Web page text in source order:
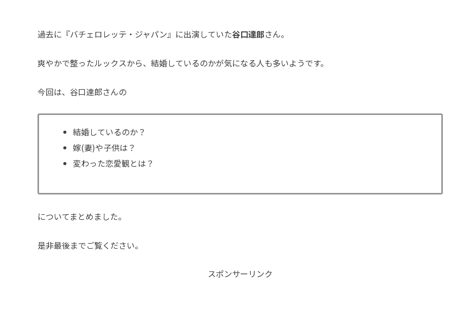
過去に『バチェロレッテ・ジャパン』に出演していた谷口達郎さん。
爽やかで整ったルックスから、結婚しているのかが気になる人も多いようです。
今回は、谷口達郎さんの
結婚しているのか？
嫁(妻)や子供は？
変わった恋愛観とは？
についてまとめました。
是非最後までご覧ください。
スポンサーリンク